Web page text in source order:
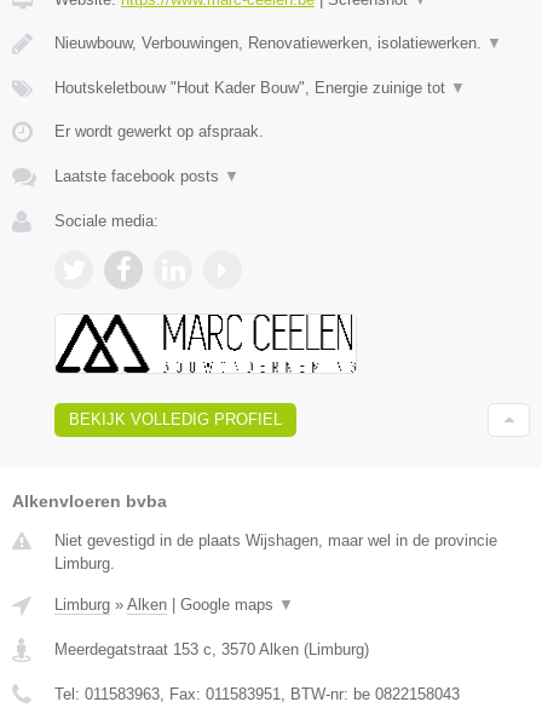
Nieuwbouw, Verbouwingen, Renovatiewerken, isolatiewerken. ▼
Houtskeletbouw "Hout Kader Bouw", Energie zuinige tot ▼
Er wordt gewerkt op afspraak.
Laatste facebook posts ▼
Sociale media:
BEKIJK VOLLEDIG PROFIEL
Alkenvloeren bvba
Niet gevestigd in de plaats Wijshagen, maar wel in de provincie
Limburg.
Limburg » Alken | Google maps ▼
Meerdegatstraat 153 c 3570 Alken (Limburg)
Tel: 011583963 , Fax: 011583951 , BTW-nr: be 0822158043